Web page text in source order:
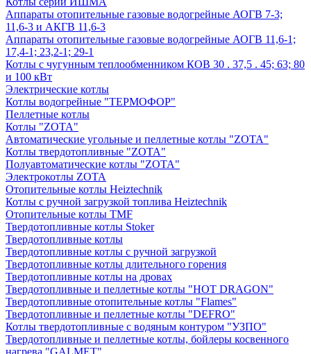
Аппараты отопительные газовые водогрейные АОГВ 7-3;
11,6-3 и АКГВ 11,6-3
Аппараты отопительные газовые водогрейные АОГВ 11,6-1;
17,4-1; 23,2-1; 29-1
Котлы с чугунным теплообменником КОВ 30 . 37,5 . 45; 63; 80
и 100 кВт
Электрические котлы
Котлы водогрейные "ТЕРМОФОР"
Пеллетные котлы
Котлы "ZOTA"
Автоматические угольные и пеллетные котлы "ZOTA"
Котлы твердотопливные "ZOTA"
Полуавтоматические котлы "ZOTA"
Электрокотлы ZOTA
Отопительные котлы Heiztechnik
Котлы с ручной загрузкой топлива Heiztechnik
Отопительные котлы TMF
Твердотопливные котлы Stoker
Твердотопливные котлы
Твердотопливные котлы с ручной загрузкой
Твердотопливные котлы длительного горения
Твердотопливные котлы на дровах
Твердотопливные и пеллетные котлы "HOT DRAGON"
Твердотопливные отопительные котлы "Flames"
Твердотопливные и пеллетные котлы "DEFRO"
Котлы твердотопливные с водяным контуром "УЗПО"
Твердотопливные и пеллетные котлы, бойлеры косвенного
нагрева "GALMET"